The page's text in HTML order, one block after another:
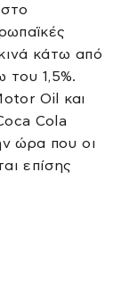
κάτω από
του 1,5%.
Oil και
Cola
ώρα που οι
επίσης